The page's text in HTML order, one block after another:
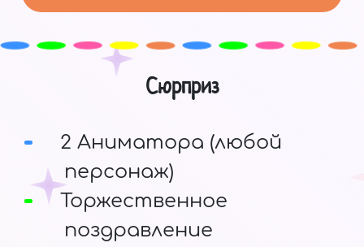
Сюрприз
2 Аниматора (любой
персонаж)
Торжественное
поздравление